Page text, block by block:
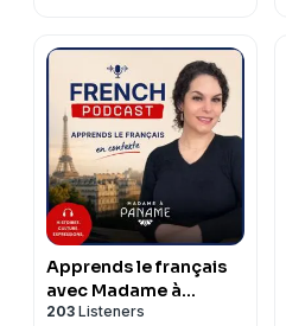
Apprends le français
avec Madame à
Paname (French
203 Listeners